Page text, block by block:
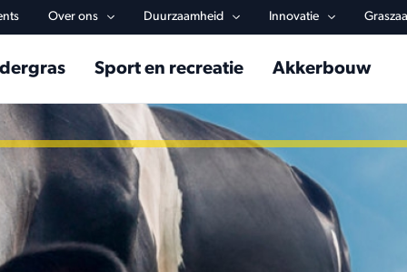
Over ons Duurzaamheid Innovatie
navigationSport en recreatie Akkerbouw